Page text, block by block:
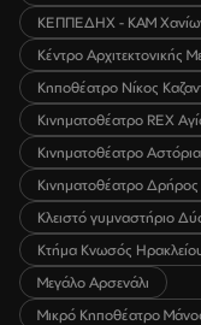
ΚΕΠΠΕΔΗΧ - ΚΑΜ
Κέντρο Αρχιτεκτονικής
Κηποθέατρο Νίκος
Κινηματοθέατρο REX
Κινηματοθέατρο
Κινηματοθέατρο
Κλειστό γυμναστήριο
Κτήμα Κνωσός
Μεγάλο Αρσενάλι
Μικρό Κηποθέατρο